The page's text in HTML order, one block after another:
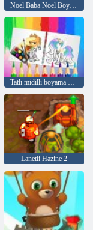
Noel Baba Noel Boyama
Tatlı midilli boyama kitabı
Lanetli Hazine 2